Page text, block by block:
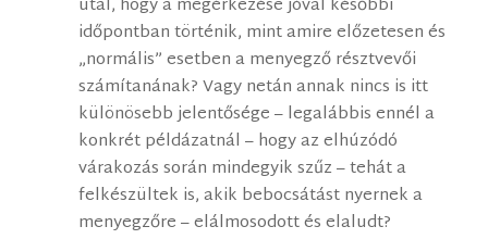
utal, hogy a megérkezése jóval későbbi
időpontban történik, mint amire előzetesen és
„normális” esetben a menyegző résztvevői
számítanának? Vagy netán annak nincs is itt
különösebb jelentősége – legalábbis ennél a
konkrét példázatnál – hogy az elhúzódó
várakozás során mindegyik szűz – tehát a
felkészültek is, akik bebocsátást nyernek a
menyegzőre – elálmosodott és elaludt?